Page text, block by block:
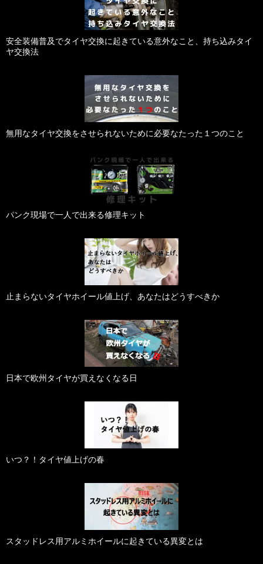
安全装備普及でタイヤ交換に起きている意外なこと、持ち込みタイ
ヤ交換法
無用なタイヤ交換をさせられないために必要なたった１つのこと
パンク現場で一人で出来る修理キット
止まらないタイヤホイール値上げ、あなたはどうすべきか
日本で欧州タイヤが買えなくなる日
いつ？！タイヤ値上げの春
スタッドレス用アルミホイールに起きている異変とは